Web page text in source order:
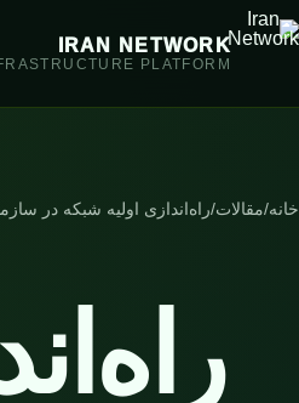
IRAN NETWORK
PLATFORM
خانه/مقالات/راه‌اندازی اولیه شبکه در